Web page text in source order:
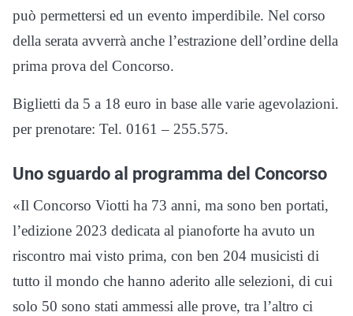
può permettersi ed un evento imperdibile. Nel corso
della serata avverrà anche l’estrazione dell’ordine della
prima prova del Concorso.
Biglietti da 5 a 18 euro in base alle varie agevolazioni.
per prenotare: Tel. 0161 – 255.575.
Uno sguardo al programma del Concorso
«Il Concorso Viotti ha 73 anni, ma sono ben portati,
l’edizione 2023 dedicata al pianoforte ha avuto un
riscontro mai visto prima, con ben 204 musicisti di
tutto il mondo che hanno aderito alle selezioni, di cui
solo 50 sono stati ammessi alle prove, tra l’altro ci